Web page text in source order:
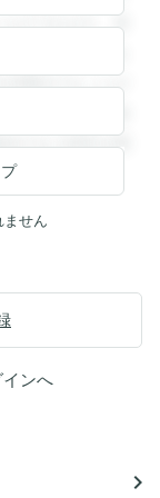
ができます。登
録すると回答を
閲覧することが
できます。登録
すると回答を閲
せん
インへ
navigate_next